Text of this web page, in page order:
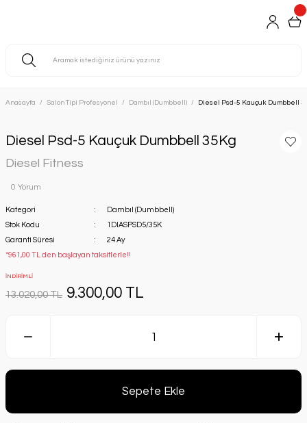
Anasayfa Salon Tipi Profesyonel Dambıl (Dumbbell) Diesel Psd-5 Kauçuk Dumbbell
Diesel Psd-5 Kauçuk Dumbbell 35Kg
Diesel Fitness
0 Yorum
Kategori
Dambıl (Dumbbell)
Stok Kodu
1DIASPSD5/35K
Garanti Süresi
24 Ay
*961,00 TL den başlayan taksitlerle!!
İNDİRİMLİ
13.020,00 TL 9.300,00 TL
Sepete Ekle